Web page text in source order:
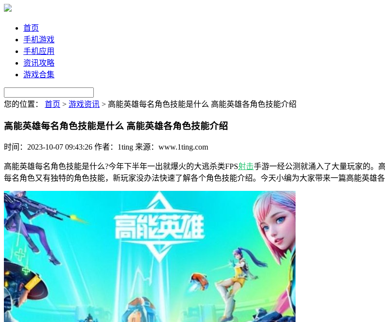
首页
手机游戏
手机应用
资讯攻略
游戏合集
您的位置： 首页 > 游戏资讯 > 高能英雄每名角色技能是什么 高能英雄各角色技能介绍
高能英雄每名角色技能是什么 高能英雄各角色技能介绍
时间：2023-10-07 09:43:26 作者：1ting 来源：www.1ting.com
高能英雄每名角色技能是什么?今年下半年一出就爆火的大逃杀类FPS射击手游一经公测就涌入了大量玩家的。
每名角色又有独特的角色技能，新玩家没办法快速了解各个角色技能介绍。今天小编为大家带来一篇高能英雄